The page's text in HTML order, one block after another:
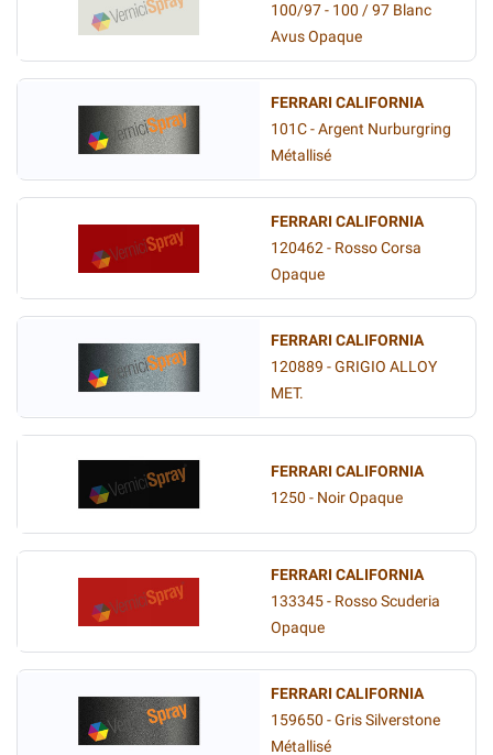
100/97 - 100 / 97 Blanc
Avus Opaque
FERRARI CALIFORNIA
101C - Argent Nurburgring
Métallisé
FERRARI CALIFORNIA
120462 - Rosso Corsa
Opaque
FERRARI CALIFORNIA
120889 - GRIGIO ALLOY
MET.
FERRARI CALIFORNIA
1250 - Noir Opaque
FERRARI CALIFORNIA
133345 - Rosso Scuderia
Opaque
FERRARI CALIFORNIA
159650 - Gris Silverstone
Métallisé